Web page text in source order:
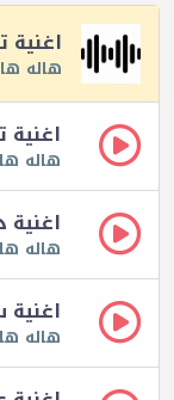
اغنية
هاله
هاله
اغنية
هاله
هاله